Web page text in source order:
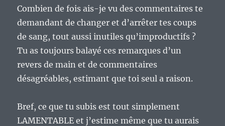
Combien de fois ais-je vu des commentaires te
demandant de changer et d’arrêter tes coups
de sang, tout aussi inutiles qu’improductifs ?
Tu as toujours balayé ces remarques d’un
revers de main et de commentaires
désagréables, estimant que toi seul a raison.
Bref, ce que tu subis est tout simplement
LAMENTABLE et j’estime même que tu aurais